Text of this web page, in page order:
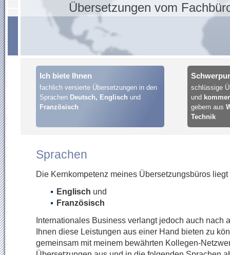
Übersetzungen vom
Ich biete Ihnen
fachlich versierte Übersetzungen in den
Sprachen Deutsch, Englisch und
Französisch
schlüssige
und
gebern aus
Technik
Sprachen
Die Kernkompetenz meines Übersetzungsbüros
Englisch und
Französisch
Internationales Business verlangt jedoch auch nach
Ihnen diese Leistungen aus einer Hand bieten zu
gemeinsam mit meinem bewährten Kollegen-